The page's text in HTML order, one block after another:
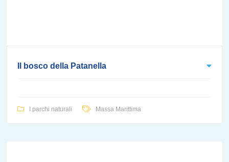
Il bosco della Patanella
I parchi naturali Massa Marittima